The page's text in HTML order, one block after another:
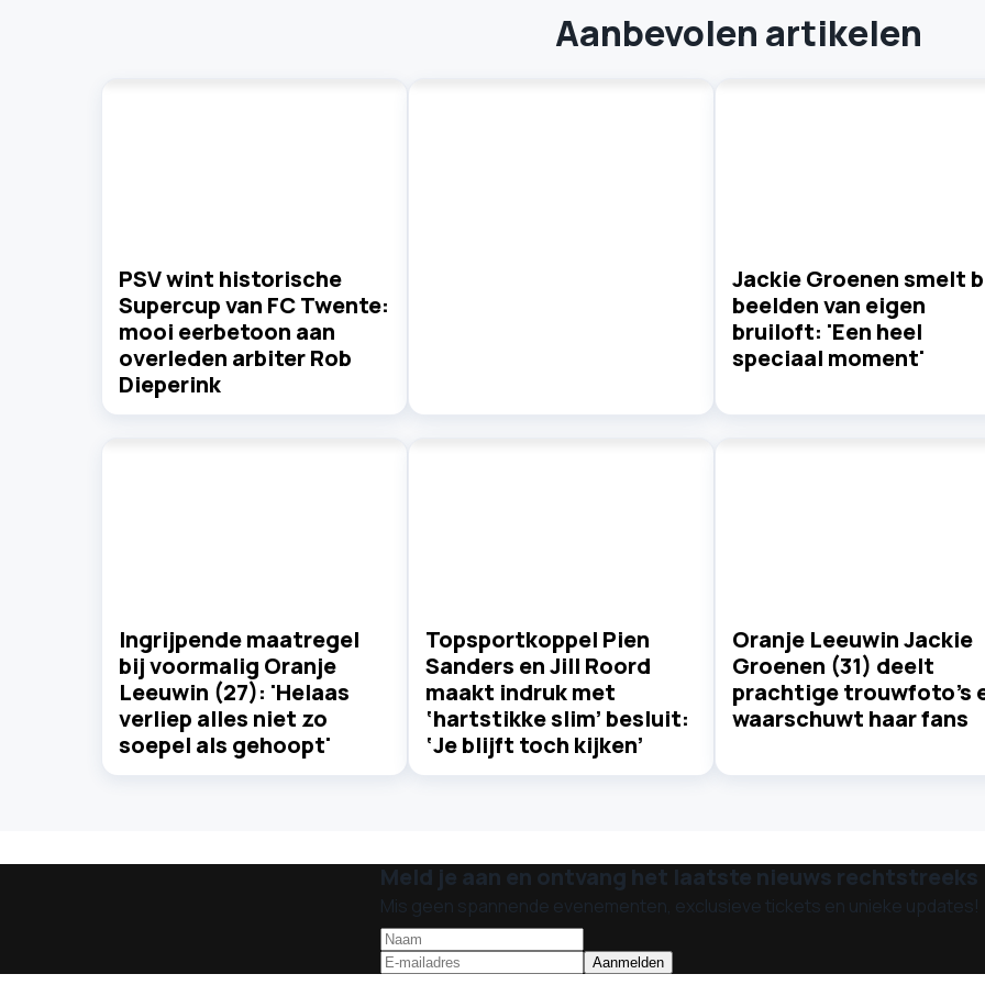
Aanbevolen artikelen
PSV wint historische
Supercup van FC Twente:
mooi eerbetoon aan
overleden arbiter Rob
Dieperink
Jackie Groenen smelt
beelden van eigen
bruiloft: 'Een heel
speciaal moment'
Ingrijpende maatregel
bij voormalig Oranje
Leeuwin (27): 'Helaas
verliep alles niet zo
soepel als gehoopt'
Topsportkoppel Pien
Sanders en Jill Roord
maakt indruk met
‘hartstikke slim’ besluit:
‘Je blijft toch kijken’
Oranje Leeuwin Jackie
Groenen (31) deelt
prachtige trouwfoto's
waarschuwt haar fans
Meld je aan en ontvang het laatste nieuws rechtstreeks
Mis geen spannende evenementen, exclusieve tickets en unieke updates!